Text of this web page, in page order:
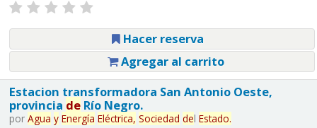
Hacer reserva
Agregar al carrito
Estacion transformadora San Antonio Oeste,
provincia deRío Negro.
por Agua y Energía Eléctrica, Sociedad del Estado.